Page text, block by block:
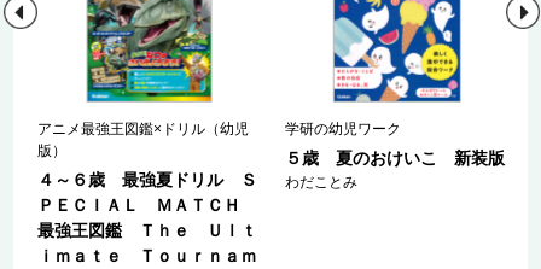
アニメ最強王図鑑×ドリル（幼児
版）
４～６歳 最強夏ドリル Ｓ
ＰＥＣＩＡＬ ＭＡＴＣＨ
最強王図鑑 Ｔｈｅ Ｕｌｔ
ｉｍａｔｅ Ｔｏｕｒｎａｍ
学研の幼児ワーク
５歳 夏のおけいこ 新装版
わだことみ